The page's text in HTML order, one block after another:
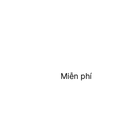
Miễn phí